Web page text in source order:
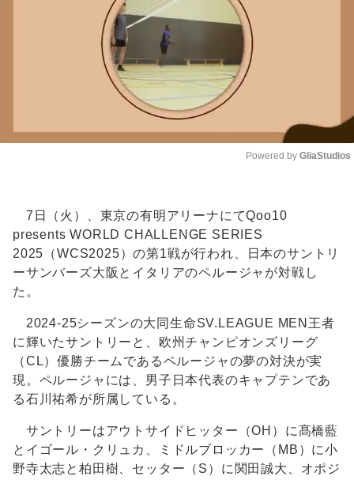
Powered by GliaStudios
7日（火）、東京の有明アリーナにてQoo10
presents WORLD CHALLENGE SERIES
2025（WCS2025）の第1戦が行われ、日本のサントリ
ーサンバーズ大阪とイタリアのペルージャが対戦し
た。
2024-25シーズンの大同生命SV.LEAGUE MEN王者
に輝いたサントリーと、欧州チャンピオンズリーグ
（CL）優勝チームであるペルージャの夢の対決が実
現。ペルージャには、男子日本代表のキャプテンであ
る石川祐希が所属している。
サントリーはアウトサイドヒッター（OH）に髙橋藍
とイゴール・クリュカ、ミドルブロッカー（MB）に小
野寺太志と柏田樹、セッター（S）に関田誠大、オポジ